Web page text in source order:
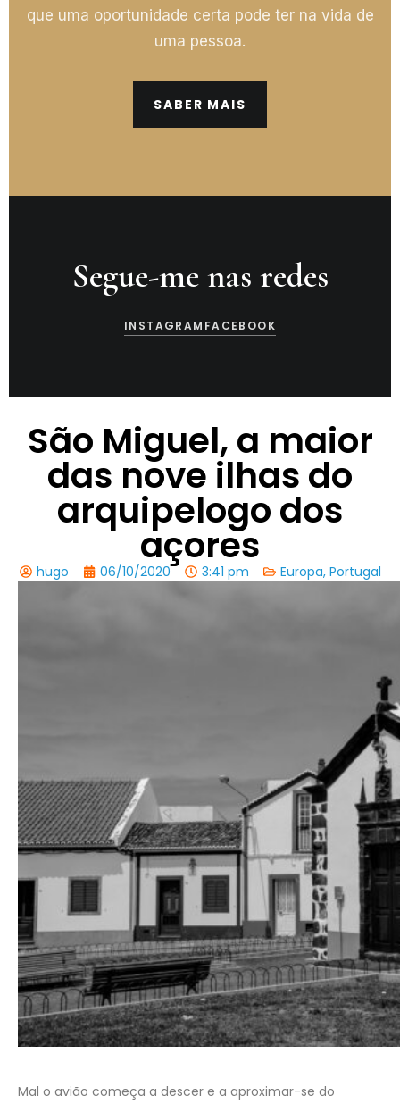
que uma oportunidade certa pode ter na vida de
uma pessoa.
SABER MAIS
Segue-me nas redes
INSTAGRAM FACEBOOK
São Miguel, a maior
das nove ilhas do
arquipelogo dos
açores
hugo 06/10/2020 3:41 pm Europa, Portugal
Mal o avião começa a descer e a aproximar-se do